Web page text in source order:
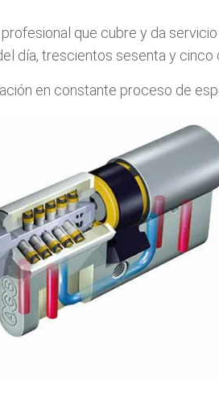
que cubre y da
día, trescientos sesenta y cinco
en constante proceso de